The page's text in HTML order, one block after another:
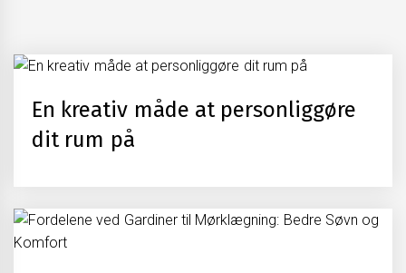
En kreativ måde at personliggøre
dit rum på